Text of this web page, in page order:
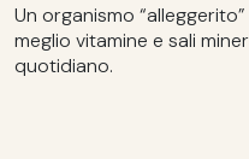
Un organismo
meglio vitamine e sali
quotidiano.